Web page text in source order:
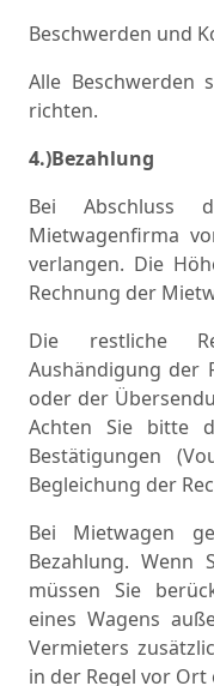
Beschwerden und
Alle Beschwerden
richten.
4.)Bezahlung
Bei Abschluss
Mietwagenfirma
verlangen. Die
Rechnung der
Die restliche
Aushändigung der
oder der
Achten Sie bitte
Bestätigungen
Begleichung der
Bei Mietwagen
Bezahlung. Wenn
müssen Sie
eines Wagens
Vermieters
in der Regel vor